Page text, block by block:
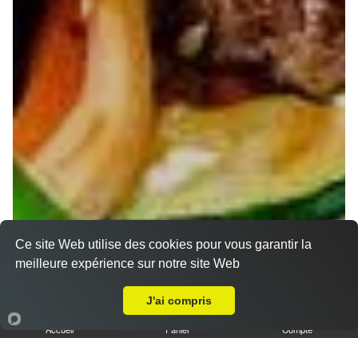
Accueil Panier Compte
Ce site Web utilise des cookies pour vous garantir la
meilleure expérience sur notre site Web
J'ai compris